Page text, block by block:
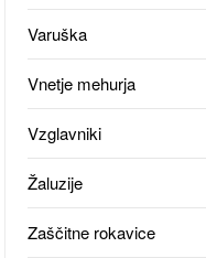
Varuška
Vnetje mehurja
Vzglavniki
Žaluzije
Zaščitne rokavice